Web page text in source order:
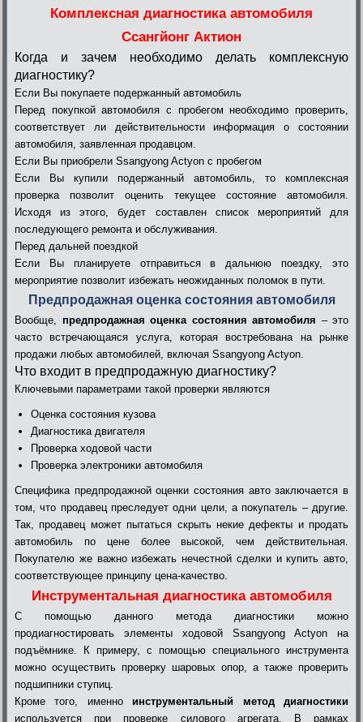
Комплексная диагностика автомобиля
Ссангйонг Актион
Когда и зачем необходимо делать комплексную
диагностику?
Если Вы покупаете подержанный автомобиль
Перед покупкой автомобиля с пробегом необходимо проверить,
соответствует ли действительности информация о состоянии
автомобиля, заявленная продавцом.
Если Вы приобрели Ssangyong Actyon с пробегом
Если Вы купили подержанный автомобиль, то комплексная
проверка позволит оценить текущее состояние автомобиля.
Исходя из этого, будет составлен список мероприятий для
последующего ремонта и обслуживания.
Перед дальней поездкой
Если Вы планируете отправиться в дальнюю поездку, это
мероприятие позволит избежать неожиданных поломок в пути.
Предпродажная оценка состояния автомобиля
Вообще, предпродажная оценка состояния автомобиля – это
часто встречающаяся услуга, которая востребована на рынке
продажи любых автомобилей, включая Ssangyong Actyon.
Что входит в предпродажную диагностику?
Ключевыми параметрами такой проверки являются
Оценка состояния кузова
Диагностика двигателя
Проверка ходовой части
Проверка электроники автомобиля
Специфика предпродажной оценки состояния авто заключается в
том, что продавец преследует одни цели, а покупатель – другие.
Так, продавец может пытаться скрыть некие дефекты и продать
автомобиль по цене более высокой, чем действительная.
Покупателю же важно избежать нечестной сделки и купить авто,
соответствующее принципу цена-качество.
Инструментальная диагностика автомобиля
С помощью данного метода диагностики можно
продиагностировать элементы ходовой Ssangyong Actyon на
подъёмнике. К примеру, с помощью специального инструмента
можно осуществить проверку шаровых опор, а также проверить
подшипники ступиц.
Кроме того, именно инструментальный метод диагностики
используется при проверке силового агрегата. В рамках